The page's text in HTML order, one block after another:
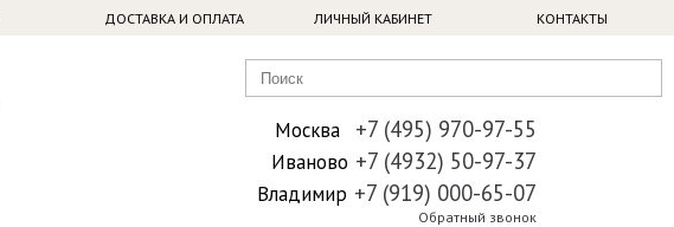
ДОСТАВКА И ОПЛАТА ЛИЧНЫЙ КАБИНЕТ КОНТАКТЫ
Москва +7 (495) 970-97-55
Иваново +7 (4932) 50-97-37
Владимир +7 (919) 000-65-07
Обратный звонок